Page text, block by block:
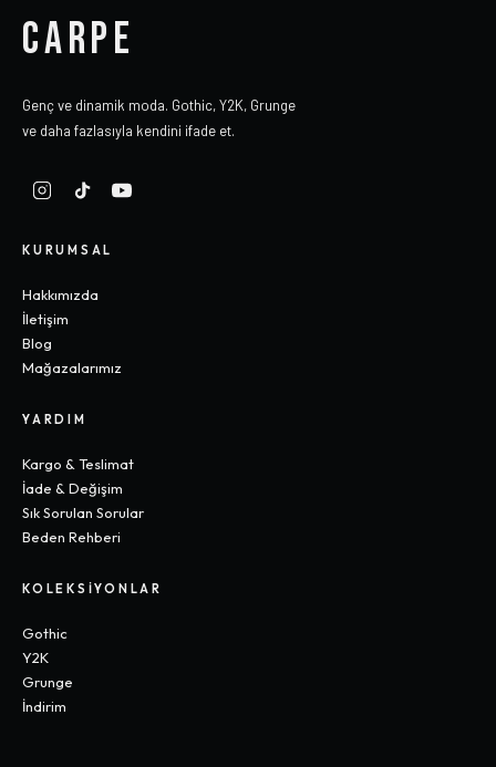
CARPE
Genç ve dinamik moda. Gothic, Y2K, Grunge
ve daha fazlasıyla kendini ifade et.
KURUMSAL
Hakkımızda
İletişim
Blog
Mağazalarımız
YARDIM
Kargo & Teslimat
İade & Değişim
Sık Sorulan Sorular
Beden Rehberi
KOLEKSIYONLAR
Gothic
Y2K
Grunge
İndirim